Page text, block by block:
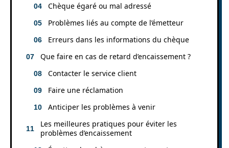
Chèque égaré ou mal adressé
Problèmes liés au compte de l’émetteur
Erreurs dans les informations du chèque
Que faire en cas de retard d’encaissement ?
Contacter le service client
Faire une réclamation
Anticiper les problèmes à venir
Les meilleures pratiques pour éviter les
problèmes d’encaissement